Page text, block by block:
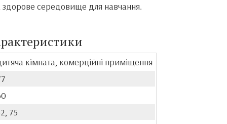
середовище для навчання.
кімната, комерційні приміщення
75